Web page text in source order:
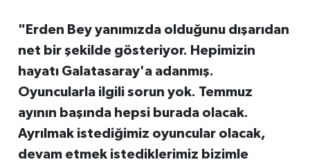
"Erden Bey yanımızda olduğunu dışarıdan
net bir şekilde gösteriyor. Hepimizin
hayatı Galatasaray'a adanmış.
Oyuncularla ilgili sorun yok. Temmuz
ayının başında hepsi burada olacak.
Ayrılmak istediğimiz oyuncular olacak,
devam etmek istediklerimiz bizimle